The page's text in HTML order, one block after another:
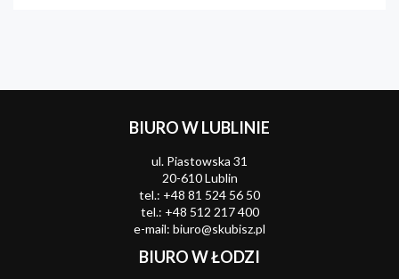
BIURO W LUBLINIE
ul. Piastowska 31
20-610 Lublin
tel.: +48 81 524 56 50
tel.: +48 512 217 400
e-mail: biuro@skubisz.pl
BIURO W ŁODZI